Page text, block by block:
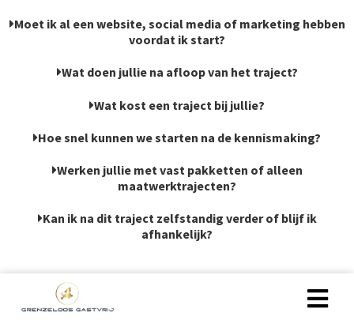
Moet ik al een website, social media of marketing hebben
voordat ik start?
Wat doen jullie na afloop van het traject?
Wat kost een traject bij jullie?
Hoe snel kunnen we starten na de kennismaking?
Werken jullie met vast pakketten of alleen
maatwerktrajecten?
Kan ik na dit traject zelfstandig verder of blijf ik
afhankelijk?
Praktische inspiratie voor